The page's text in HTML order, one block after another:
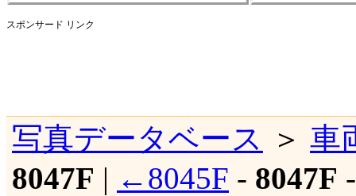
スポンサード リンク
写真データベース ＞ 車
8047F | ←8045F - 8047F